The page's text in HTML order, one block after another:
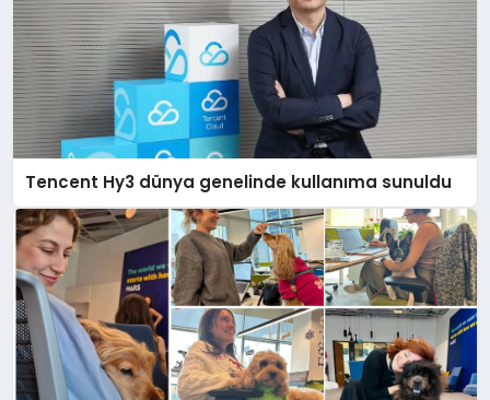
Tencent Hy3 dünya genelinde kullanıma sunuldu